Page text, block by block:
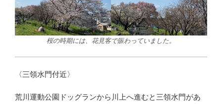
桜の時期には、花見客で賑わっていました。
〈三領水門付近〉
荒川運動公園ドッグランから川上へ進むと三領水門があ